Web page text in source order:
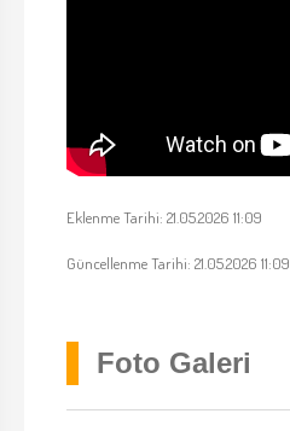
Eklenme Tarihi: 21.05.2026 11:09
Güncellenme Tarihi: 21.05.2026 11:09
Foto Galeri